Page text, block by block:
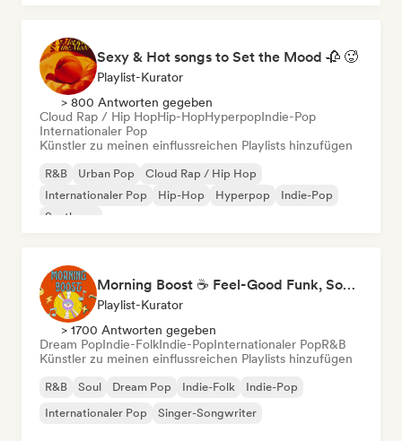
Sexy & Hot songs to Set the Mood 🥀 🥵
Playlist-Kurator
> 800 Antworten gegeben
Cloud Rap / Hip HopHip-HopHyperpopIndie-Pop
Internationaler Pop
Künstler zu meinen einflussreichen Playlists hinzufügen
R&B Urban Pop
Cloud Rap / Hip Hop
Internationaler Pop
Hip-Hop Hyperpop
Indie-Pop
Synthpop
Morning Boost ☕ Feel-Good Funk, Soul & Neo-Soul to Wake Up
Playlist-Kurator
> 1700 Antworten gegeben
Dream PopIndie-FolkIndie-PopInternationaler PopR&B
Künstler zu meinen einflussreichen Playlists hinzufügen
R&B Soul Dream Pop Indie-Folk
Indie-Pop
Internationaler Pop
Singer-Songwriter